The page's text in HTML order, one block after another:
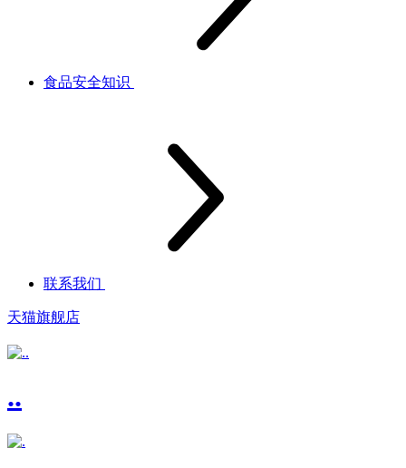
食品安全知识
联系我们
天猫旗舰店
..